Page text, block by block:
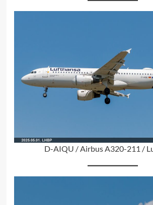
D-AIQU / Airbus A320-211 /